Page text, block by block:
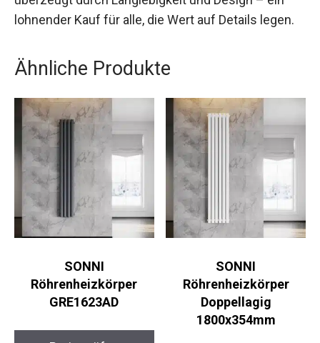
lohnender Kauf für alle, die Wert auf Details legen.
Ähnliche Produkte
SONNI
Röhrenheizkörper
GRE1623AD
SONNI
Röhrenheizkörper
Doppellagig
1800x354mm